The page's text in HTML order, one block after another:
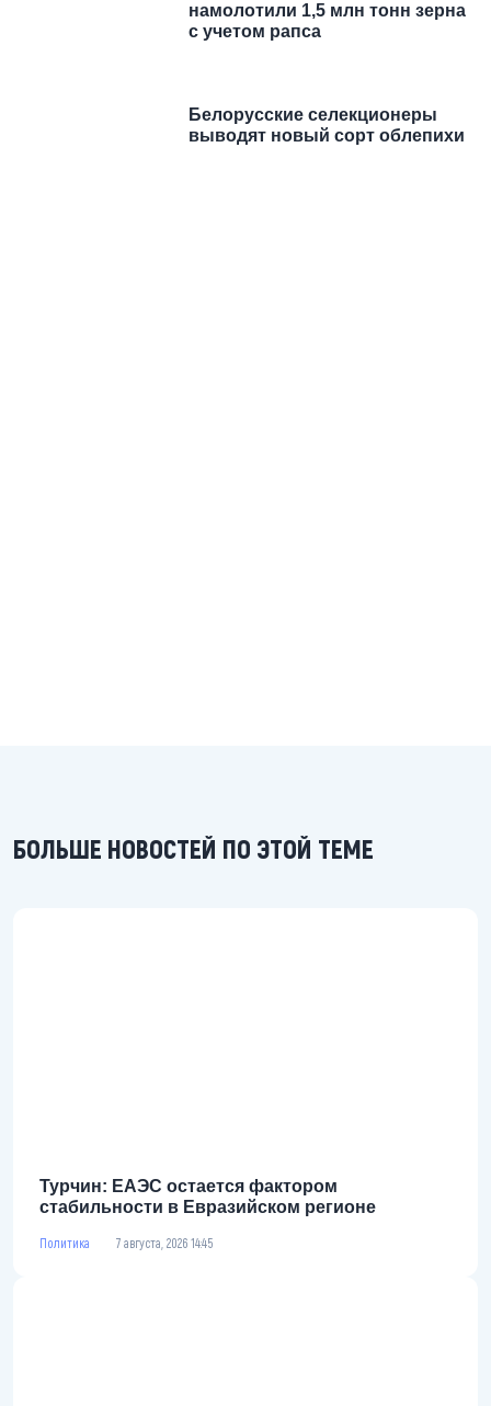
намолотили 1,5 млн тонн зерна с
учетом рапса
Белорусские селекционеры
выводят новый сорт облепихи
БОЛЬШЕ НОВОСТЕЙ ПО ЭТОЙ ТЕМЕ
Турчин: ЕАЭС остается фактором
стабильности в Евразийском регионе
Политика 7 августа, 2026 14:45